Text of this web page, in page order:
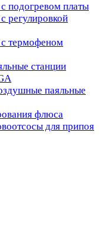
подогревом платы
регулировкой
термофеном
станции
паяльные
флюса
для припоя